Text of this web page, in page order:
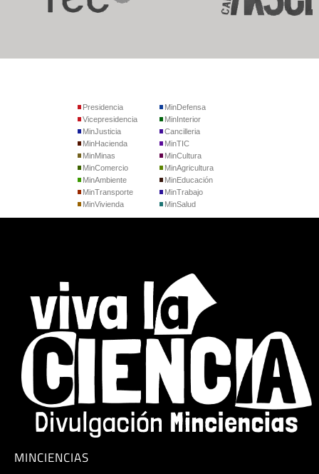
Presidencia
Vicepresidencia
MinJusticia
MinDefensa
MinInterior
Cancilleria
MinHacienda
MinMinas
MinComercio
MinTIC
MinCultura
MinAgricultura
MinAmbiente
MinTransporte
MinVivienda
MinEducación
MinTrabajo
MinSalud
MINCIENCIAS